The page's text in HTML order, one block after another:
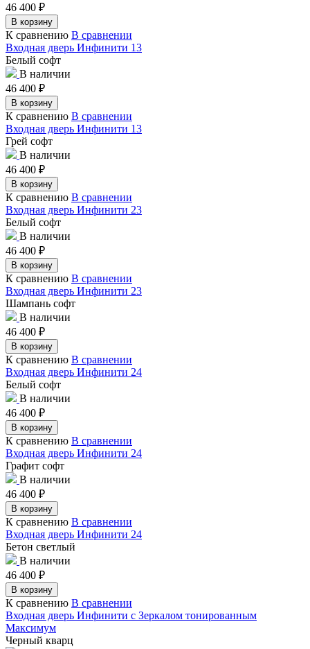
46 400 ₽
В корзину
К сравнению В сравнении
Входная дверь Инфинити 13
Белый софт
В наличии
46 400 ₽
В корзину
К сравнению В сравнении
Входная дверь Инфинити 13
Грей софт
В наличии
46 400 ₽
В корзину
К сравнению В сравнении
Входная дверь Инфинити 23
Белый софт
В наличии
46 400 ₽
В корзину
К сравнению В сравнении
Входная дверь Инфинити 23
Шампань софт
В наличии
46 400 ₽
В корзину
К сравнению В сравнении
Входная дверь Инфинити 24
Белый софт
В наличии
46 400 ₽
В корзину
К сравнению В сравнении
Входная дверь Инфинити 24
Графит софт
В наличии
46 400 ₽
В корзину
К сравнению В сравнении
Входная дверь Инфинити 24
Бетон светлый
В наличии
46 400 ₽
В корзину
К сравнению В сравнении
Входная дверь Инфинити с Зеркалом тонированным
Максимум
Черный кварц